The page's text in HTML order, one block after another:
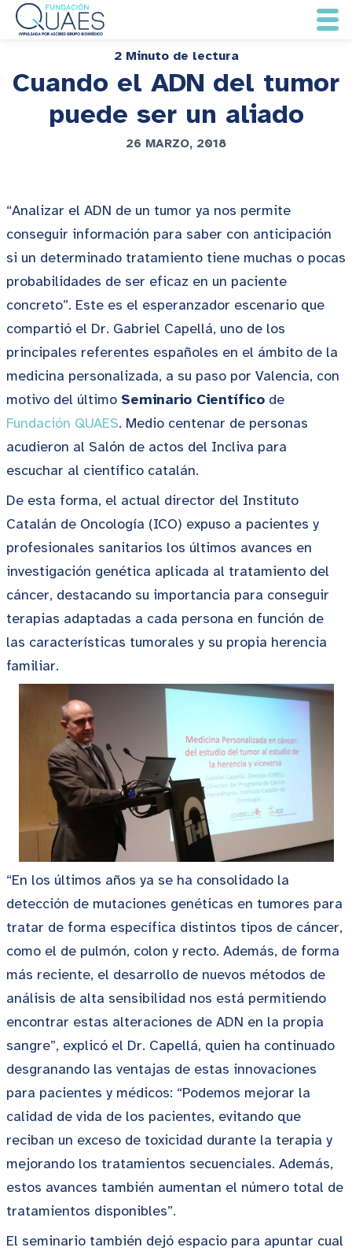
2 Minuto de lectura
Cuando el ADN del tumor
puede ser un aliado
26 MARZO, 2018
“Analizar el ADN de un tumor ya nos permite
conseguir información para saber con anticipación
si un determinado tratamiento tiene muchas o pocas
probabilidades de ser eficaz en un paciente
concreto”. Este es el esperanzador escenario que
compartió el Dr. Gabriel Capellá, uno de los
principales referentes españoles en el ámbito de la
medicina personalizada, a su paso por Valencia, con
motivo del último Seminario Científico de
Fundación QUAES. Medio centenar de personas
acudieron al Salón de actos del Incliva para
escuchar al científico catalán.
De esta forma, el actual director del Instituto
Catalán de Oncología (ICO) expuso a pacientes y
profesionales sanitarios los últimos avances en
investigación genética aplicada al tratamiento del
cáncer, destacando su importancia para conseguir
terapias adaptadas a cada persona en función de
las características tumorales y su propia herencia
familiar.
“En los últimos años ya se ha consolidado la
detección de mutaciones genéticas en tumores para
tratar de forma específica distintos tipos de cáncer,
como el de pulmón, colon y recto. Además, de forma
más reciente, el desarrollo de nuevos métodos de
análisis de alta sensibilidad nos está permitiendo
encontrar estas alteraciones de ADN en la propia
sangre”, explicó el Dr. Capellá, quien ha continuado
desgranando las ventajas de estas innovaciones
para pacientes y médicos: “Podemos mejorar la
calidad de vida de los pacientes, evitando que
reciban un exceso de toxicidad durante la terapia y
mejorando los tratamientos secuenciales. Además,
estos avances también aumentan el número total de
tratamientos disponibles”.
El seminario también dejó espacio para apuntar cual